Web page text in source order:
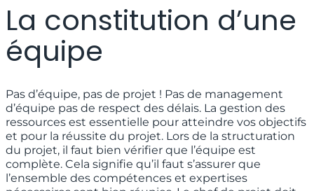
La constitution d’une
équipe
Pas d’équipe, pas de projet ! Pas de management
d’équipe pas de respect des délais. La gestion des
ressources est essentielle pour atteindre vos objectifs
et pour la réussite du projet. Lors de la structuration
du projet, il faut bien vérifier que l’équipe est
complète. Cela signifie qu’il faut s’assurer que
l’ensemble des compétences et expertises